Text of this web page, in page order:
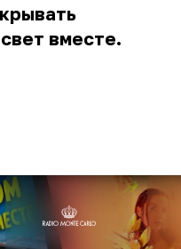
вместе.